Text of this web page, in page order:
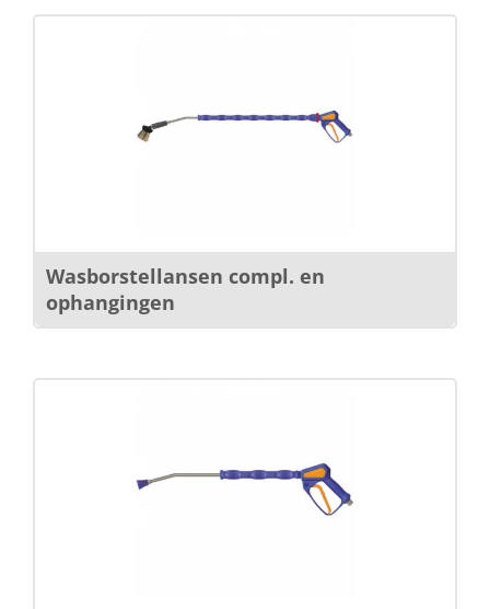
Wasborstellansen compl. en
ophangingen